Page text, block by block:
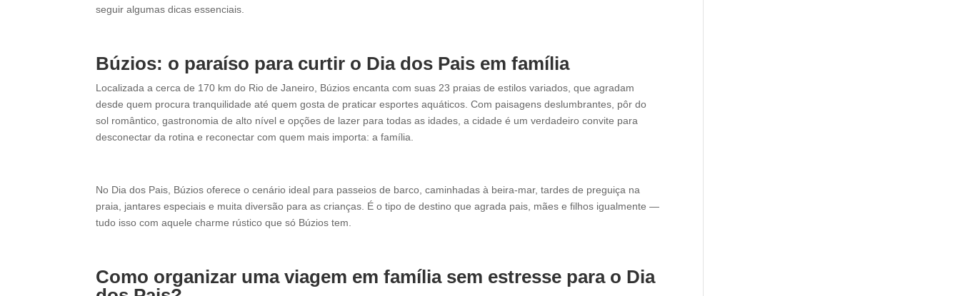
seguir algumas dicas essenciais.
Búzios: o paraíso para curtir o Dia dos Pais em família
Localizada a cerca de 170 km do Rio de Janeiro, Búzios encanta com suas 23 praias de estilos variados, que agradam
desde quem procura tranquilidade até quem gosta de praticar esportes aquáticos. Com paisagens deslumbrantes, pôr do
sol romântico, gastronomia de alto nível e opções de lazer para todas as idades, a cidade é um verdadeiro convite para
desconectar da rotina e reconectar com quem mais importa: a família.
No Dia dos Pais, Búzios oferece o cenário ideal para passeios de barco, caminhadas à beira-mar, tardes de preguiça na
praia, jantares especiais e muita diversão para as crianças. É o tipo de destino que agrada pais, mães e filhos igualmente —
tudo isso com aquele charme rústico que só Búzios tem.
Como organizar uma viagem em família sem estresse para o Dia